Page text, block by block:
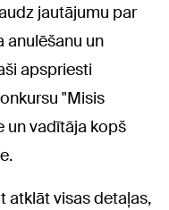
jautājumu par
anulēšanu un
apspriesti
"Misis
un vadītāja kopš
atklāt visas detaļas,